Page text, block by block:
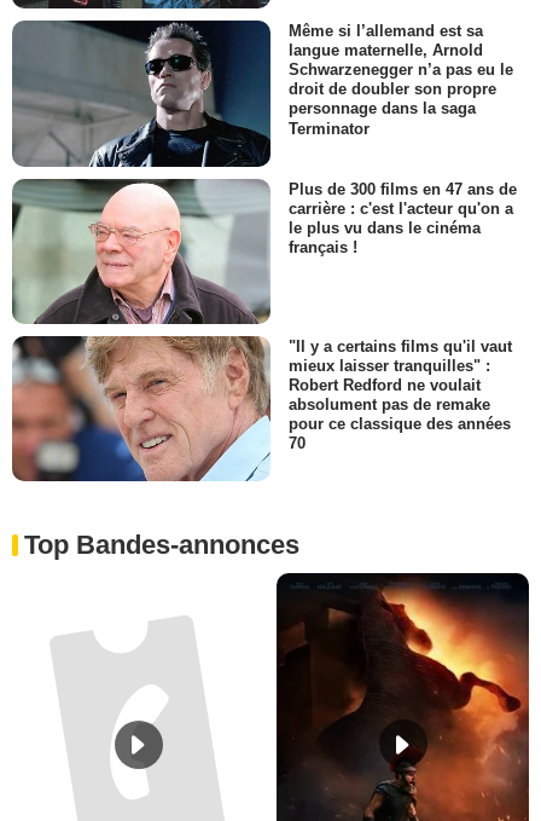
Même si l’allemand est sa
langue maternelle, Arnold
Schwarzenegger n’a pas eu le
droit de doubler son propre
personnage dans la saga
Terminator
Plus de 300 films en 47 ans de
carrière : c'est l'acteur qu'on a
le plus vu dans le cinéma
français !
"Il y a certains films qu'il vaut
mieux laisser tranquilles" :
Robert Redford ne voulait
absolument pas de remake
pour ce classique des années
70
Top Bandes-annonces